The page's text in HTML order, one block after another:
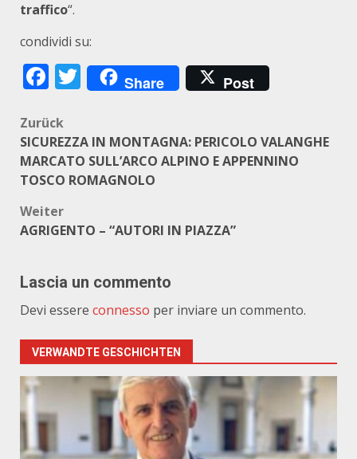
traffico“.
condividi su:
Facebook
Twitter
Share Post
Beitragsnavigation
Zurück
SICUREZZA IN MONTAGNA: PERICOLO VALANGHE
MARCATO SULL’ARCO ALPINO E APPENNINO
TOSCO ROMAGNOLO
Weiter
AGRIGENTO – “AUTORI IN PIAZZA”
Lascia un commento
Devi essere connesso per inviare un commento.
VERWANDTE GESCHICHTEN